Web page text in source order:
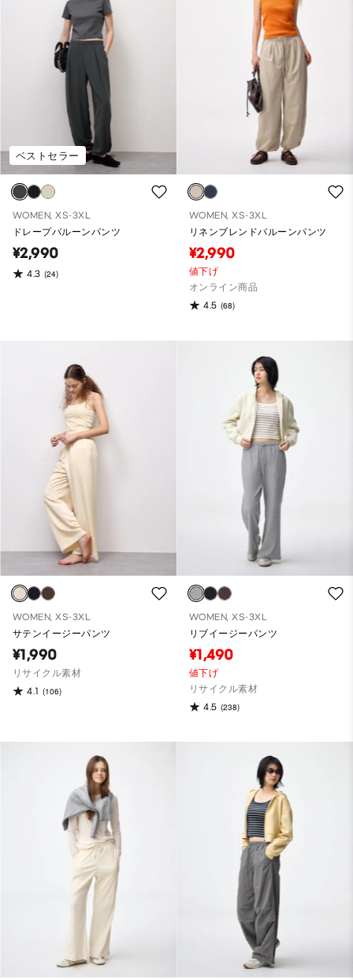
ベストセラー
WOMEN, XS-3XL
ドレープバルーンパンツ
¥2,990
4.3 (24)
WOMEN, XS-3XL
リネンブレンドバルーンパンツ
¥2,990
値下げ
オンライン商品
4.5 (68)
WOMEN, XS-3XL
サテンイージーパンツ
¥1,990
リサイクル素材
4.1 (106)
WOMEN, XS-3XL
リブイージーパンツ
¥1,490
値下げ
リサイクル素材
4.5 (238)